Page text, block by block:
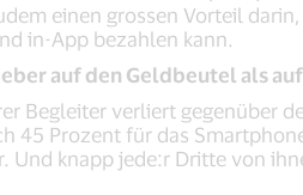
einen grossen Vorteil
in-App bezahlen kann.
auf den Geldbeutel als
Begleiter verliert gegenüber
45 Prozent für das
Und knapp jede:r Dritte von